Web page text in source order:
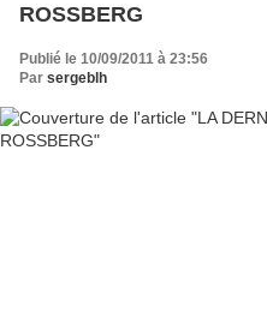
ROSSBERG
Publié le 10/09/2011 à 23:56
Par sergeblh